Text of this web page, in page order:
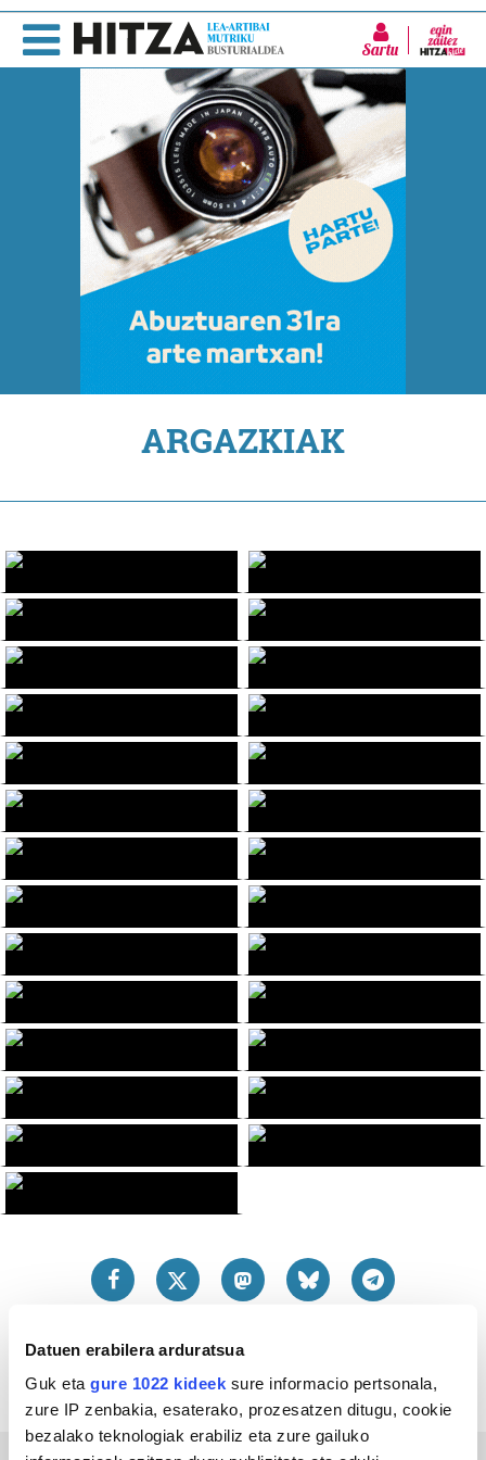
Datuen erabilera arduratsua
Guk eta gure 1022 kideek sure informacio pertsonala,
zure IP zenbakia, esaterako, prozesatzen ditugu, cookie
bezalako teknologiak erabiliz eta zure gailuko
Sartu
ARGAZKIAK